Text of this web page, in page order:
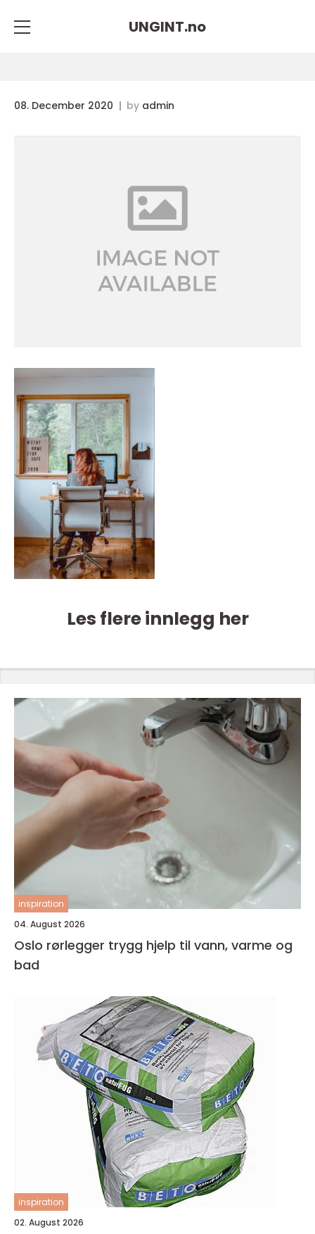
UNGINT.no
08. December 2020 by admin
Les flere innlegg her
inspiration
04. August 2026
Oslo rørlegger trygg hjelp til vann, varme og
bad
inspiration
02. August 2026